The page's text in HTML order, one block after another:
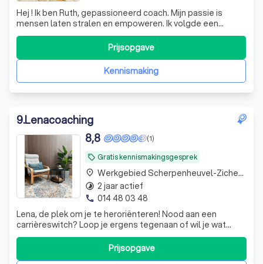
Hej ! Ik ben Ruth, gepassioneerd coach. Mijn passie is
mensen laten stralen en empoweren. Ik volgde een
erkende opleiding tot Professional Coach en Burnout
Coach, behaalde een Master in Systemisch Coaching en
ben een erkend VDAB loopbaancoach. Sinds augustus
2022 ben ik tevens bedrijfscoach en tr
Kennismaking
Prijsopgave
9.Lenacoaching
local_offer Gratis kennismakingsgesprek
(1)
8,8
Lena, de plek om je te heroriënteren! Nood aan een
carrièreswitch? Loop je ergens tegenaan of wil je wat
delen over je leven? Keuzestress als student? Einde
loopbaan? Bang voor dat zwarte gat?
Prijsopgave
place Werkgebied Scherpenheuvel-Zichem Testelt
timelapse 2 jaar actief
phone 014 48 03 48